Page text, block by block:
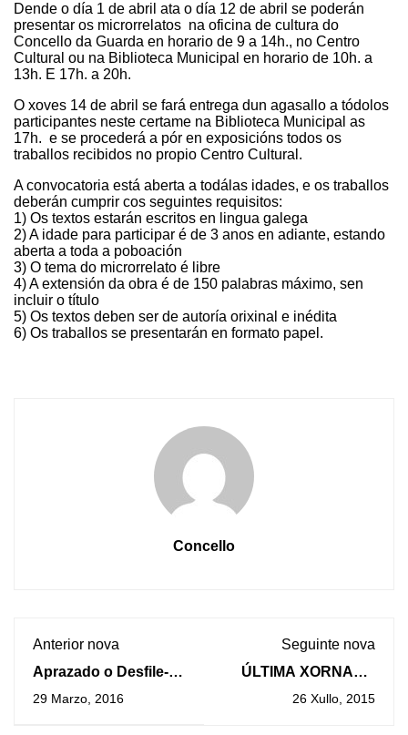
Dende o día 1 de abril ata o día 12 de abril se poderán
presentar os microrrelatos na oficina de cultura do
Concello da Guarda en horario de 9 a 14h., no Centro
Cultural ou na Biblioteca Municipal en horario de 10h. a
13h. E 17h. a 20h.
O xoves 14 de abril se fará entrega dun agasallo a tódolos
participantes neste certame na Biblioteca Municipal as
17h. e se procederá a pór en exposicións todos os
traballos recibidos no propio Centro Cultural.
A convocatoria está aberta a todálas idades, e os traballos
deberán cumprir cos seguintes requisitos:
1) Os textos estarán escritos en lingua galega
2) A idade para participar é de 3 anos en adiante, estando
aberta a toda a poboación
3) O tema do microrrelato é libre
4) A extensión da obra é de 150 palabras máximo, sen
incluir o título
5) Os textos deben ser de autoría orixinal e inédita
6) Os traballos se presentarán en formato papel.
Concello
Anterior nova
Aprazado o Desfile-
Concurso de
29 Marzo, 2016
Seguinte nova
ÚLTIMA XORNADA
DA “V MOSTRA DE
26 Xullo, 2015